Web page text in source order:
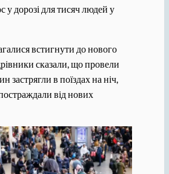
у дорозі для тисяч людей у
встигнути до нового
сказали, що провели
застрягли в поїздах на ніч,
від нових